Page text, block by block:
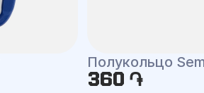
Полукольцо
360 ֏